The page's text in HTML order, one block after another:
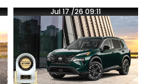
Jul 17 /26 09:11